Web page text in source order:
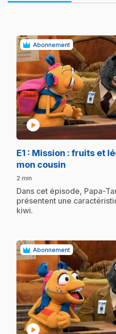
Abonnement
play_circle
E1 : Mission : fruits et
mon cousin
2 min
.Dans cet épisode, Papa-
présentent une
kiwi.
Abonnement
play_circle